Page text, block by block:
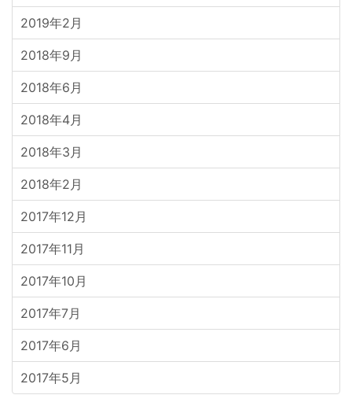
2019年2月
2018年9月
2018年6月
2018年4月
2018年3月
2018年2月
2017年12月
2017年11月
2017年10月
2017年7月
2017年6月
2017年5月